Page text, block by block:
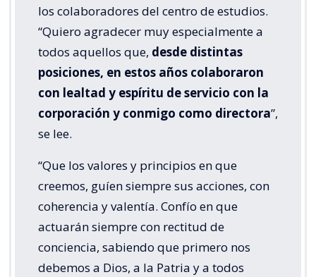
los colaboradores del centro de estudios.
“Quiero agradecer muy especialmente a
todos aquellos que, desde distintas
posiciones, en estos años colaboraron
con lealtad y espíritu de servicio con la
corporación y conmigo como directora”,
se lee.
“Que los valores y principios en que
creemos, guíen siempre sus acciones, con
coherencia y valentía. Confío en que
actuarán siempre con rectitud de
conciencia, sabiendo que primero nos
debemos a Dios, a la Patria y a todos